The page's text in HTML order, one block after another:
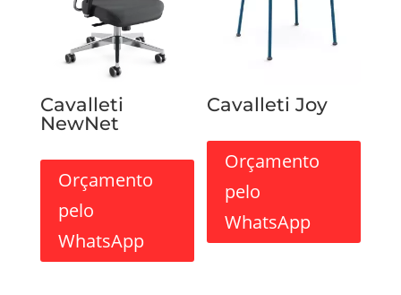
Cavalleti
NewNet
Orçamento
pelo
WhatsApp
Cavalleti Joy
Orçamento
pelo
WhatsApp